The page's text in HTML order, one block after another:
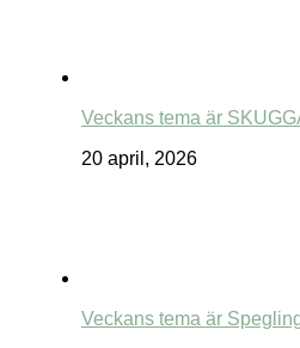
Veckans tema är
20 april, 2026
Veckans tema är